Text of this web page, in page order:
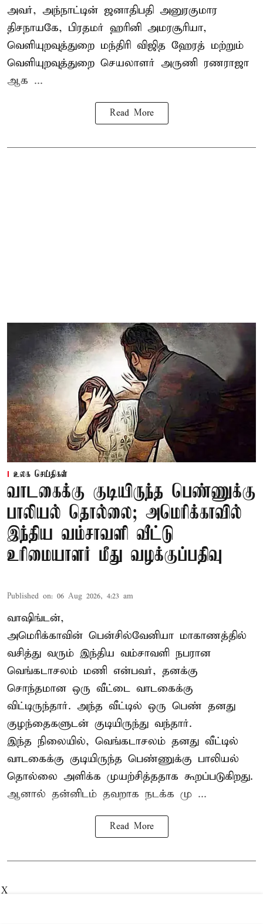
அவர், அந்நாட்டின் ஜனாதிபதி அனுரகுமார
திசநாயகே, பிரதமர் ஹரினி அமரசூரியா,
வெளியுறவுத்துறை மந்திரி விஜித ஹேரத் மற்றும்
வெளியுறவுத்துறை செயலாளர் அருணி ரணராஜா
ஆக ...
Read More
உலக செய்திகள்
வாடகைக்கு குடியிருந்த பெண்ணுக்கு
பாலியல் தொல்லை; அமெரிக்காவில்
இந்திய வம்சாவளி வீட்டு
உரிமையாளர் மீது வழக்குப்பதிவு
Published on: 06 Aug 2026, 4:23 am
வாஷிங்டன்,
அமெரிக்காவின் பென்சில்வேனியா மாகாணத்தில்
வசித்து வரும் இந்திய வம்சாவளி நபரான
வெங்கடாசலம் மணி என்பவர், தனக்கு
சொந்தமான ஒரு வீட்டை வாடகைக்கு
விட்டிருந்தார். அந்த வீட்டில் ஒரு பெண் தனது
குழந்தைகளுடன் குடியிருந்து வந்தார்.
இந்த நிலையில், வெங்கடாசலம் தனது வீட்டில்
வாடகைக்கு குடியிருந்த பெண்ணுக்கு பாலியல்
தொல்லை அளிக்க முயற்சித்ததாக கூறப்படுகிறது.
ஆனால் தன்னிடம் தவறாக நடக்க மு ...
Read More
X